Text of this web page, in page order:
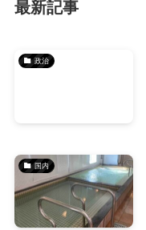
最新記事
政治
国内